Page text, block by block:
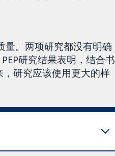
量。两项研究都没有明确
研究结果表明，结合书
研究应该使用更大的样